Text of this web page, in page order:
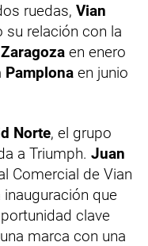
ruedas, Vian
su relación con la
en enero
Pamplona en junio
Norte, el grupo
a Triumph. Juan
Comercial de Vian
que
clave
marca con una